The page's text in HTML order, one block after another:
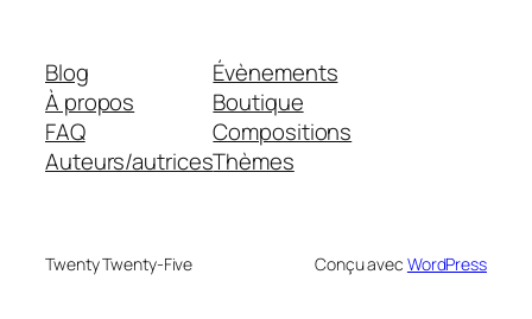
Blog
À propos
FAQ
Auteurs/autrices
Évènements
Boutique
Compositions
Thèmes
Twenty Twenty-Five Conçu avec WordPress